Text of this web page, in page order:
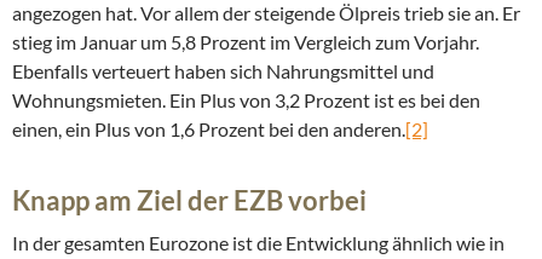
angezogen hat. Vor allem der steigende Ölpreis trieb sie an. Er
stieg im Januar um 5,8 Prozent im Vergleich zum Vorjahr.
Ebenfalls verteuert haben sich Nahrungsmittel und
Wohnungsmieten. Ein Plus von 3,2 Prozent ist es bei den
einen, ein Plus von 1,6 Prozent bei den anderen.[2]
Knapp am Ziel der EZB vorbei
In der gesamten Eurozone ist die Entwicklung ähnlich wie in